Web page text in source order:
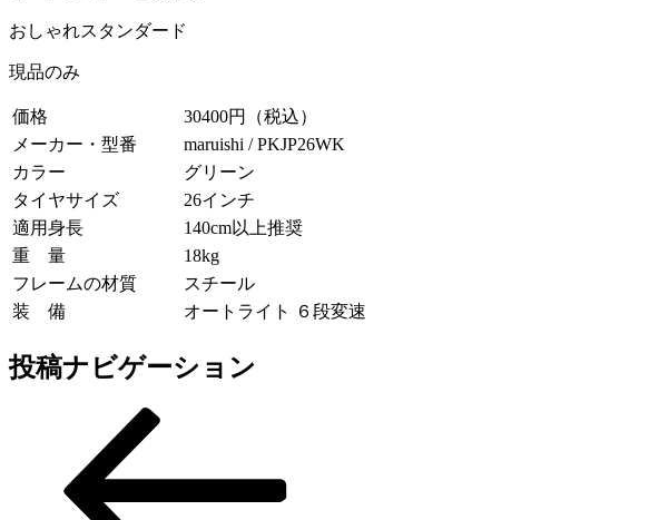
おしゃれスタンダード
現品のみ
価格
30400円（税込）
メーカー・型番
maruishi / PKJP26WK
カラー
グリーン
タイヤサイズ
26インチ
適用身長
140cm以上推奨
重 量
18kg
フレームの材質
スチール
装 備
オートライト ６段変速
投稿ナビゲーション